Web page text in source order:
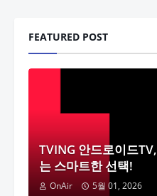
FEATURED POST
TVING 안드로이드
는 스마트한 선택!
OnAir 5월 01, 2026